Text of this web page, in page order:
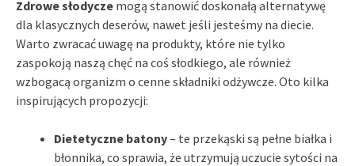
Zdrowe słodycze mogą stanowić doskonałą alternatywę
dla klasycznych deserów, nawet jeśli jesteśmy na diecie.
Warto zwracać uwagę na produkty, które nie tylko
zaspokoją naszą chęć na coś słodkiego, ale również
wzbogacą organizm o cenne składniki odżywcze. Oto kilka
inspirujących propozycji:
Dietetyczne batony– te przekąski są pełne białka i
błonnika, co sprawia, że utrzymują uczucie sytości na